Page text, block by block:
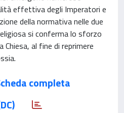
effettiva degli Imperatori e
della normativa nelle due
si conferma lo sforzo
Chiesa, al fine di reprimere
completa